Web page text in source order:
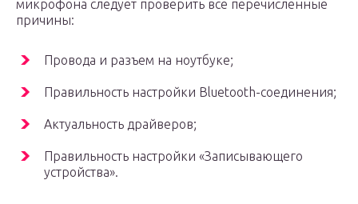
микрофона следует проверить все перечисленные
причины:
Провода и разъем на ноутбуке;
Правильность настройки Bluetooth-соединения;
Актуальность драйверов;
Правильность настройки «Записывающего
устройства».